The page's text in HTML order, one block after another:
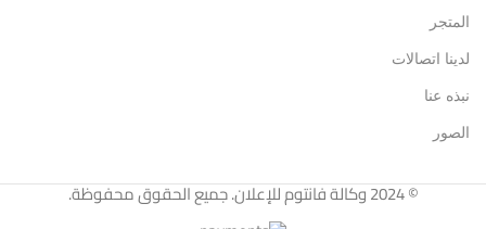
المتجر
لدينا اتصالات
نبذه عنا
الصور
© 2024 وكالة فانتوم للإعلان. جميع الحقوق محفوظة.